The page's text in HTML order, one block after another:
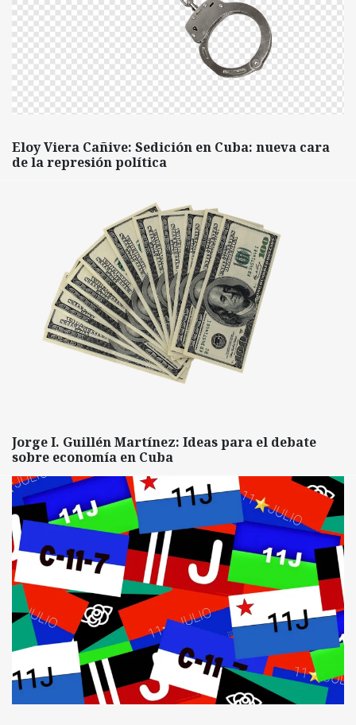
Eloy Viera Cañive: Sedición en Cuba: nueva cara
de la represión política
Jorge I. Guillén Martínez: Ideas para el debate
sobre economía en Cuba